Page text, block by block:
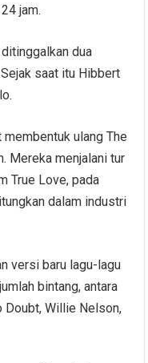
jam.
dua
saat itu Hibbert
ulang The
Mereka menjalani tur
True Love, pada
dalam industri
versi baru lagu-lagu
bintang, antara
Doubt, Willie Nelson,